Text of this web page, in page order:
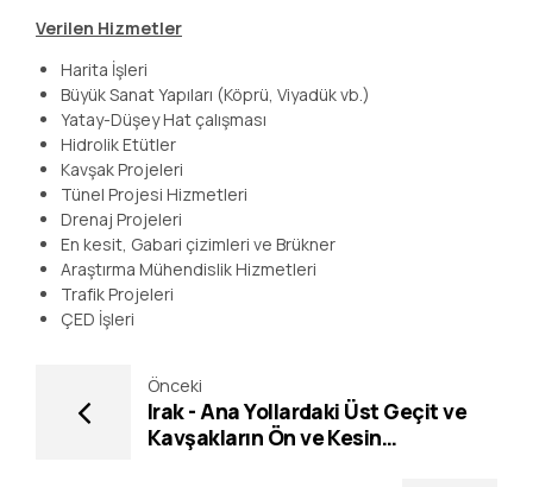
Verilen Hizmetler
Harita İşleri
Büyük Sanat Yapıları (Köprü, Viyadük vb.)
Yatay-Düşey Hat çalışması
Hidrolik Etütler
Kavşak Projeleri
Tünel Projesi Hizmetleri
Drenaj Projeleri
En kesit, Gabari çizimleri ve Brükner
Araştırma Mühendislik Hizmetleri
Trafik Projeleri
ÇED İşleri
Önceki
Irak - Ana Yollardaki Üst Geçit ve
Kavşakların Ön ve Kesin